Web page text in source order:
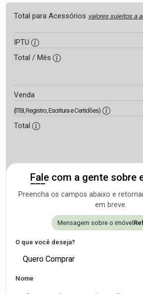
Total para Acessórios valores sujeitos a
IPTU
Total / Mês
Venda
(ITBI, Registro, Escritura e Certidões)
Total
Fale com a gente sobre
Preencha os campos abaixo e
em breve.
Mensagem sobre o imóvel
O que você deseja?
Quero Comprar
Nome